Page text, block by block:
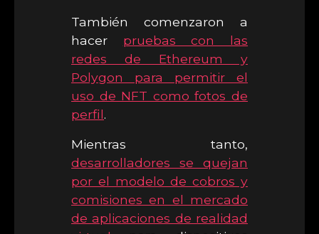
También comenzaron a
hacer pruebas con las
redes de Ethereum y
Polygon para permitir el
uso de NFT como fotos de
perfil.
Mientras tanto,
desarrolladores se quejan
por el modelo de cobros y
comisiones en el mercado
de aplicaciones de realidad